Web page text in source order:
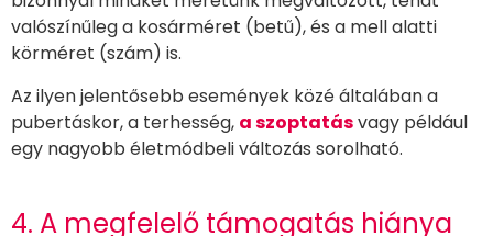
valószínűleg a kosárméret (betű), és a mell alatti
körméret (szám) is.
Az ilyen jelentősebb események közé általában a
pubertáskor, a terhesség, a szoptatásvagy például
egy nagyobb életmódbeli változás sorolható.
4. A megfelelő támogatás hiánya